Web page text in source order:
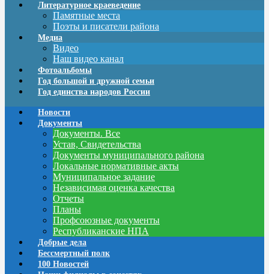
Литературное краеведение
Памятные места
Поэты и писатели района
Медиа
Видео
Наш видео канал
Фотоальбомы
Год большой и дружной семьи
Год единства народов России
Новости
Документы
Документы. Все
Устав, Свидетельства
Документы муниципального района
Локальные нормативные акты
Муниципальное задание
Независимая оценка качества
Отчеты
Планы
Профсоюзные документы
Республиканские НПА
Добрые дела
Бессмертный полк
100 Новостей